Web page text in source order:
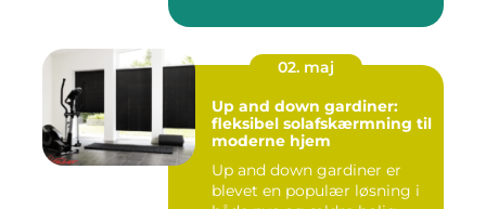
02. maj
Up and down gardiner:
fleksibel solafskærmning til
moderne hjem
Up and down gardiner er
blevet en populær løsning i